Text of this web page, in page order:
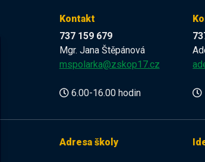
Kontakt
737 159 679
Mgr. Jana Štěpánová
mspolarka@zskop17.cz
6.00-16.00 hodin
Adresa školy